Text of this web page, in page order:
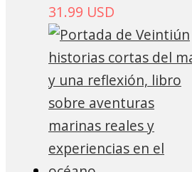
31.99 USD